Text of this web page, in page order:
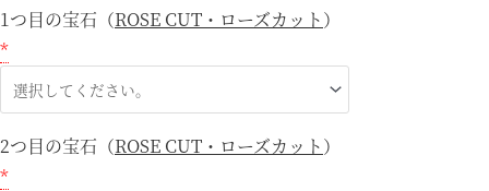
1つ目の宝石（ROSE CUT・ローズカット）
*
2つ目の宝石（ROSE CUT・ローズカット）
*